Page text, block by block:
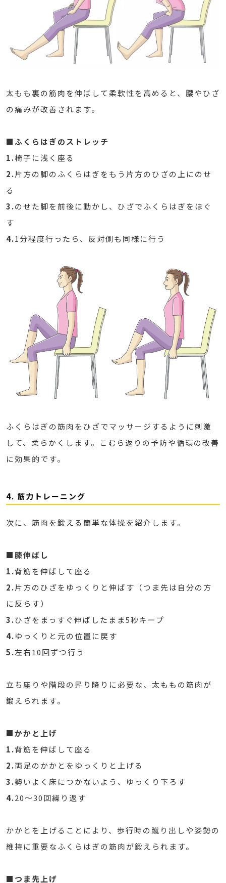
太もも裏の筋肉を伸ばして柔軟性を高めると、腰やひざ
の痛みが改善されます。
■ふくらはぎのストレッチ
1.椅子に浅く座る
2.片方の脚のふくらはぎをもう片方のひざの上にのせ
る
3.のせた脚を前後に動かし、ひざでふくらはぎをほぐ
す
4.1分程度行ったら、反対側も同様に行う
ふくらはぎの筋肉をひざでマッサージするように刺激
して、柔らかくします。こむら返りの予防や循環の改善
に効果的です。
4. 筋力トレーニング
次に、筋肉を鍛える簡単な体操を紹介します。
■膝伸ばし
1.背筋を伸ばして座る
2.片方のひざをゆっくりと伸ばす（つま先は自分の方
に反らす）
3.ひざをまっすぐ伸ばしたまま5秒キープ
4.ゆっくりと元の位置に戻す
5.左右10回ずつ行う
立ち座りや階段の昇り降りに必要な、太ももの筋肉が
鍛えられます。
■かかと上げ
1.背筋を伸ばして座る
2.両足のかかとをゆっくりと上げる
3.勢いよく床につかないよう、ゆっくり下ろす
4.20～30回繰り返す
かかとを上げることにより、歩行時の蹴り出しや姿勢の
維持に重要なふくらはぎの筋肉が鍛えられます。
■つま先上げ